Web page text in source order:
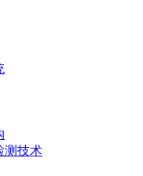
测技术